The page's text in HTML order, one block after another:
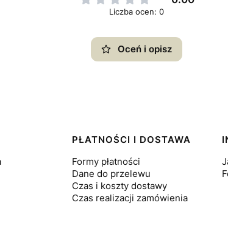
Liczba ocen: 0
Oceń i opisz
PŁATNOŚCI I DOSTAWA
Formy płatności
Dane do przelewu
Czas i koszty dostawy
Czas realizacji zamówienia